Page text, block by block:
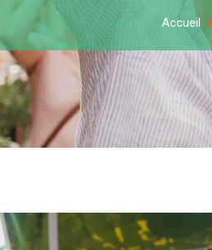
Accueil